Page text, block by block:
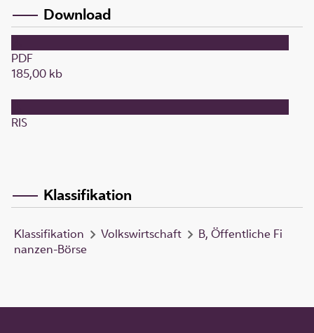
Download
PDF
185,00 kb
RIS
Klassifikation
Klassifikation Volkswirtschaft
B, Öffentliche Fi
nanzen-Börse